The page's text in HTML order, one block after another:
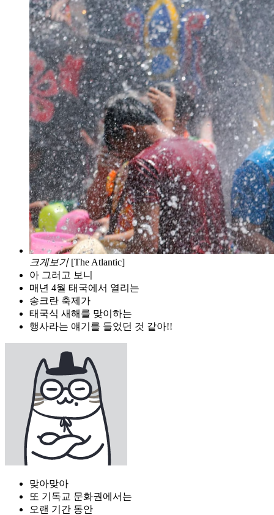
크게보기 [The Atlantic]
아 그러고 보니
매년 4월 태국에서 열리는
송크란 축제가
태국식 새해를 맞이하는
행사라는 얘기를 들었던 것 같아!!
맞아맞아
또 기독교 문화권에서는
오랜 기간 동안